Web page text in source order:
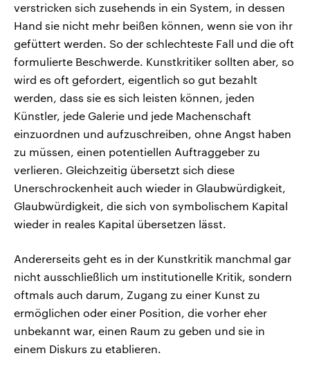
verstricken sich zusehends in ein System, in dessen
Hand sie nicht mehr beißen können, wenn sie von ihr
gefüttert werden. So der schlechteste Fall und die oft
formulierte Beschwerde. Kunstkritiker sollten aber, so
wird es oft gefordert, eigentlich so gut bezahlt
werden, dass sie es sich leisten können, jeden
Künstler, jede Galerie und jede Machenschaft
einzuordnen und aufzuschreiben, ohne Angst haben
zu müssen, einen potentiellen Auftraggeber zu
verlieren. Gleichzeitig übersetzt sich diese
Unerschrockenheit auch wieder in Glaubwürdigkeit,
Glaubwürdigkeit, die sich von symbolischem Kapital
wieder in reales Kapital übersetzen lässt.
Andererseits geht es in der Kunstkritik manchmal gar
nicht ausschließlich um institutionelle Kritik, sondern
oftmals auch darum, Zugang zu einer Kunst zu
ermöglichen oder einer Position, die vorher eher
unbekannt war, einen Raum zu geben und sie in
einem Diskurs zu etablieren.